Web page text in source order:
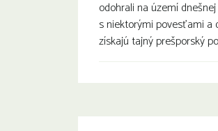
odohrali na území
s niektorými povesťami a
získajú tajný prešporský